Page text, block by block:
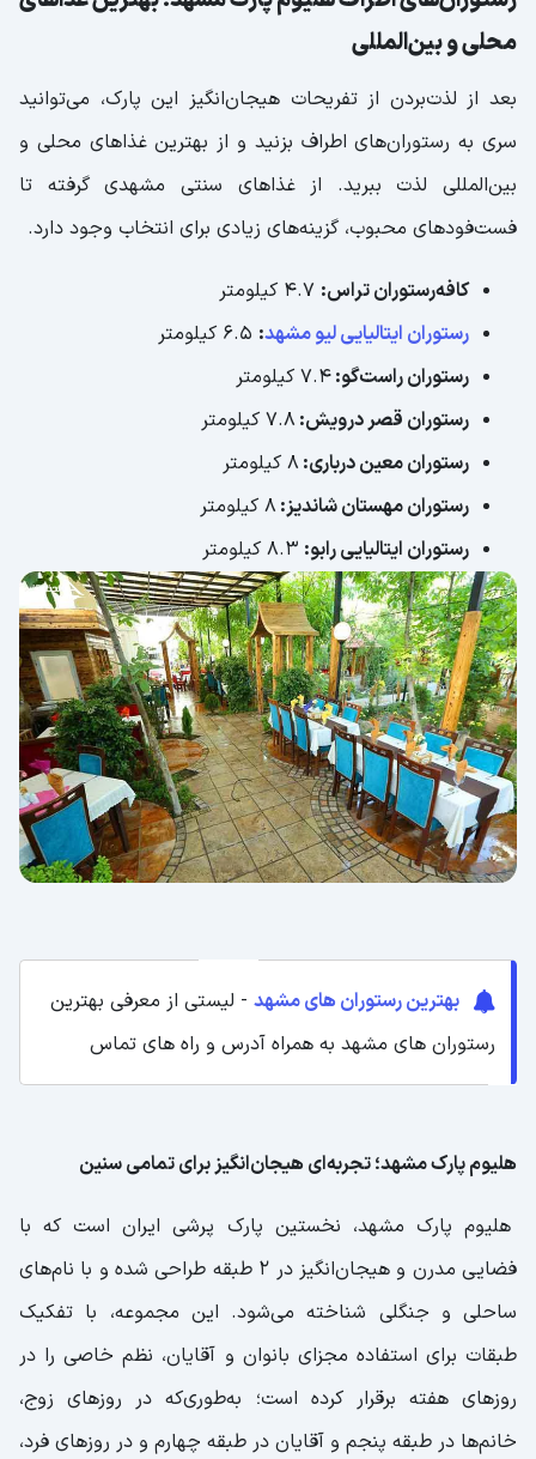
محلی و بین‌المللی
بعد از لذت‌بردن از تفریحات هیجان‌انگیز این پارک، می‌توانید
سری به رستوران‌های اطراف بزنید و از بهترین غذاهای محلی و
بین‌المللی لذت ببرید. از غذاهای سنتی مشهدی گرفته تا
فست‌فودهای محبوب، گزینه‌های زیادی برای انتخاب وجود دارد.
کافه‌رستوران تراس:
رستوران ایتالیایی لیو مشهد:
رستوران راست‌گو:۷.۴ کیلومتر
رستوران قصر درویش: ۷.۸ کیلومتر
رستوران معین درباری: ۸ کیلومتر
رستوران مهستان شاندیز: ۸ کیلومتر
رستوران ایتالیایی رابو:
بهترین رستوران های مشهد - لیستی از معرفی بهترین
رستوران های مشهد به همراه آدرس و راه های تماس
هلیوم پارک مشهد؛ تجربه‌ای هیجان‌انگیز برای تمامی سنین
هلیوم پارک مشهد، نخستین پارک پرشی ایران است که با
فضایی مدرن و هیجان‌انگیز در 2 طبقه طراحی شده و با نام‌های
ساحلی و جنگلی شناخته می‌شود. این مجموعه، با تفکیک
طبقات برای استفاده مجزای بانوان و آقایان، نظم خاصی را در
روزهای هفته برقرار کرده است؛ به‌طوری‌که در روزهای زوج،
خانم‌ها در طبقه پنجم و آقایان در طبقه چهارم و در روزهای فرد،